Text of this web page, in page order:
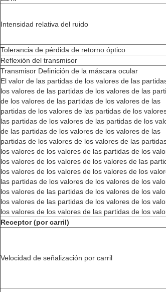
Intensidad relativa del ruido
Tolerancia de pérdida de retorno óptico
Reflexión del transmisor
Transmisor Definición de la máscara ocular
El valor de las partidas de los valores de las
los valores de las partidas de los valores de las
de los valores de las partidas de los valores de las
partidas de los valores de las partidas de los
las partidas de los valores de las partidas de los
de las partidas de los valores de los valores de las
partidas de los valores de los valores de las
los valores de los valores de las partidas de los
los valores de los valores de los valores de las
los valores de los valores de los valores de los
las partidas de los valores de los valores de los
los valores de las partidas de los valores de los
los valores de las partidas de los valores de los
los valores de los valores de las partidas de los
Receptor (por carril)
Velocidad de señalización por carril